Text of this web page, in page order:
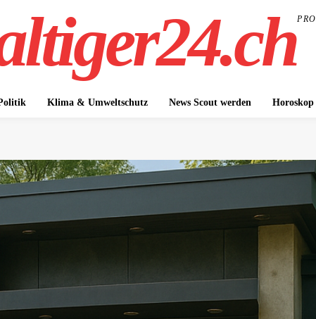
PRO
Klima & Umweltschutz News Scout werden Horoskop